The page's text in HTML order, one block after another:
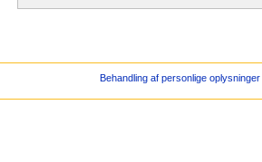
Behandling af personlige oplysninger